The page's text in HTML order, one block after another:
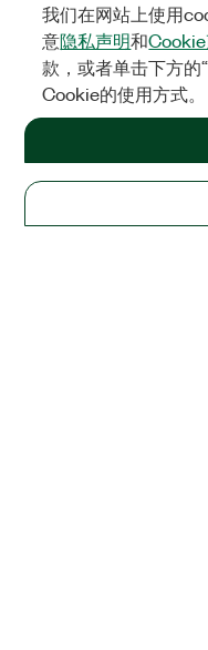
我们在网站上使用
意隐私声明和
款，或者单击下方的
Cookie的使用方式。